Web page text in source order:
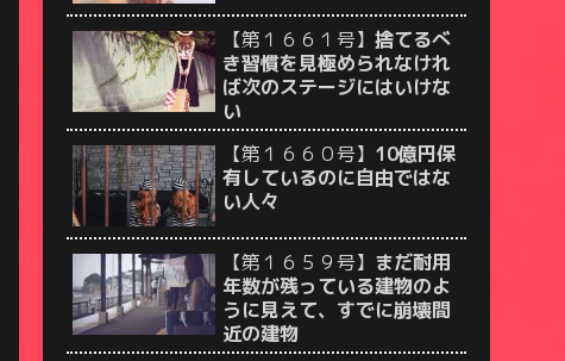
【第１６６１号】 捨てるべ
き習慣を見極められなけれ
ば次のステージにはいけな
い
【第１６６０号】 10億円保
有しているのに自由ではな
い人々
【第１６５９号】 まだ耐用
年数が残っている建物のよ
うに見えて、すでに崩壊間
近の建物